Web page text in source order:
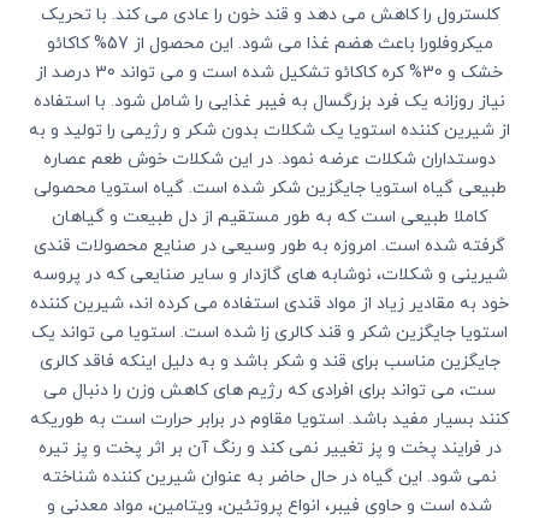
کلسترول را کاهش می دهد و قند خون را عادی می کند. با تحریک
میکروفلورا باعث هضم غذا می شود. این محصول از 57% کاکائو
خشک و 30% کره کاکائو تشکیل شده است و می تواند 30 درصد از
نیاز روزانه یک فرد بزرگسال به فیبر غذایی را شامل شود. با استفاده
از شیرین کننده استویا یک شکلات بدون شکر و رژیمی را تولید و به
دوستداران شکلات عرضه نمود. در این شکلات خوش طعم عصاره
طبیعی گیاه استویا جایگزین شکر شده است. گیاه استویا محصولی
کاملا طبیعی است که به طور مستقیم از دل طبیعت و گیاهان
گرفته شده است. امروزه به طور وسیعی در صنایع محصولات قندی
شیرینی و شکلات، نوشابه های گازدار و سایر صنایعی که در پروسه
خود به مقادیر زیاد از مواد قندی استفاده می کرده اند، شیرین کننده
استویا جایگزین شکر و قند کالری زا شده است. استویا می تواند یک
جایگزین مناسب برای قند و شکر باشد و به دلیل اینکه فاقد کالری
ست، می تواند برای افرادی که رژیم های کاهش وزن را دنبال می
کنند بسیار مفید باشد. استویا مقاوم در برابر حرارت است به طوریکه
در فرایند پخت و پز تغییر نمی کند و رنگ آن بر اثر پخت و پز تیره
نمی شود. این گیاه در حال حاضر به عنوان شیرین کننده شناخته
شده است و حاوی فیبر، انواع پروتئین، ویتامین، مواد معدنی و